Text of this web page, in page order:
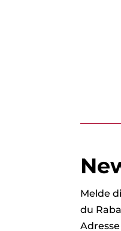
Melde
du